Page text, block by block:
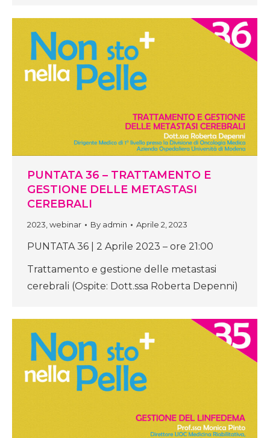
PUNTATA 36 – TRATTAMENTO E
GESTIONE DELLE METASTASI
CEREBRALI
2023 webinar By admin Aprile 2, 2023
PUNTATA 36 | 2 Aprile 2023 – ore 21:00
Trattamento e gestione delle metastasi
cerebrali (Ospite: Dott.ssa Roberta Depenni)